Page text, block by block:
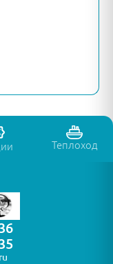
Теплоход